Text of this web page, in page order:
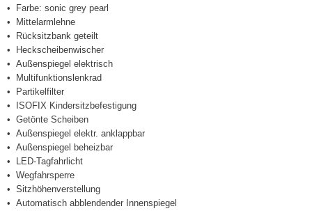
Farbe: sonic grey pearl
Mittelarmlehne
Rücksitzbank geteilt
Heckscheibenwischer
Außenspiegel elektrisch
Multifunktionslenkrad
Partikelfilter
ISOFIX Kindersitzbefestigung
Getönte Scheiben
Außenspiegel elektr. anklappbar
Außenspiegel beheizbar
LED-Tagfahrlicht
Wegfahrsperre
Sitzhöhenverstellung
Automatisch abblendender Innenspiegel